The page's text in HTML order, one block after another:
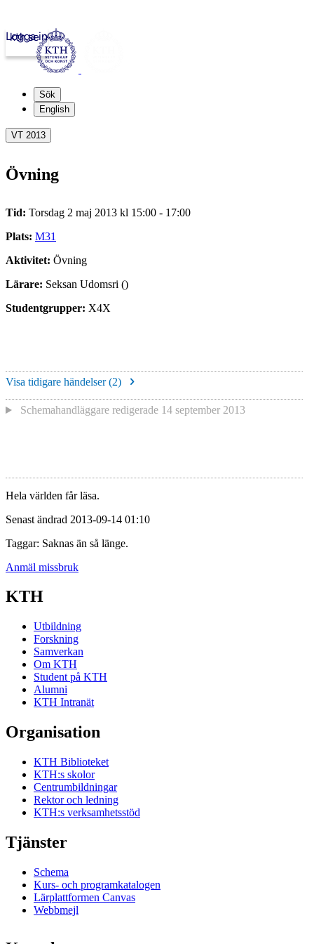
kth.se
Logga in
Sök
English
VT 2013
Övning
Tid: Torsdag 2 maj 2013 kl 15:00 - 17:00
Plats: M31
Aktivitet: Övning
Lärare: Seksan Udomsri ()
Studentgrupper: X4X
Visa tidigare händelser (2)
Schemahandläggare redigerade 14 september 2013
Hela världen får läsa.
Senast ändrad 2013-09-14 01:10
Taggar: Saknas än så länge.
Anmäl missbruk
KTH
Utbildning
Forskning
Samverkan
Om KTH
Student på KTH
Alumni
KTH Intranät
Organisation
KTH Biblioteket
KTH:s skolor
Centrumbildningar
Rektor och ledning
KTH:s verksamhetsstöd
Tjänster
Schema
Kurs- och programkatalogen
Lärplattformen Canvas
Webbmejl